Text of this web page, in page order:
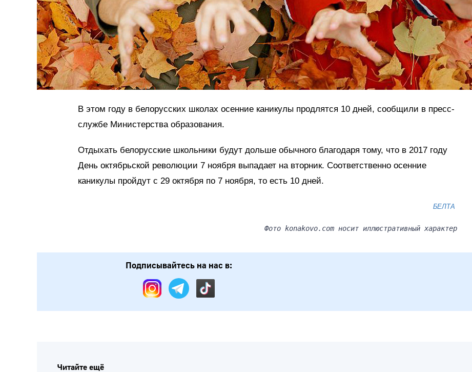
В этом году в белорусских школах осенние каникулы продлятся 10 дней, сообщили в пресс-
службе Министерства образования.
Отдыхать белорусские школьники будут дольше обычного благодаря тому, что в 2017 году
День октябрьской революции 7 ноября выпадает на вторник. Соответственно осенние
каникулы пройдут с 29 октября по 7 ноября, то есть 10 дней.
БЕЛТА
Фото konakovo.com носит иллюстративный характер
Подписывайтесь на нас в: